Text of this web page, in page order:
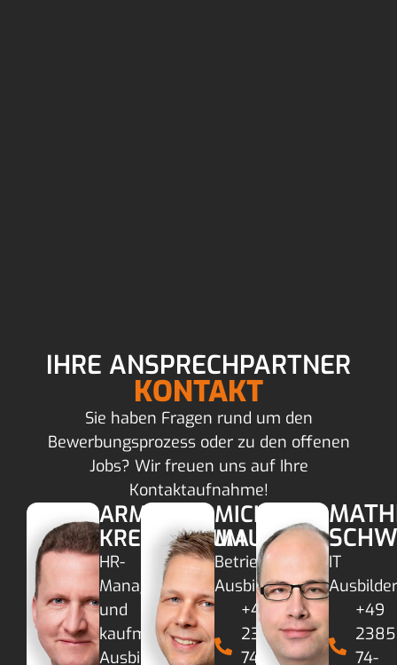
IHRE ANSPRECHPARTNER
KONTAKT
Sie haben Fragen rund um den
Bewerbungsprozess oder zu den offenen
Jobs? Wir freuen uns auf Ihre
Kontaktaufnahme!
ARMIN
KREYENBAUM
HR-
Manager
und
kaufm.
Ausbilder
MICHAEL
MAUSS
Betriebl.
Ausbilder
+49
2385
74-
IT
Ausbilder
+49
2385
74-